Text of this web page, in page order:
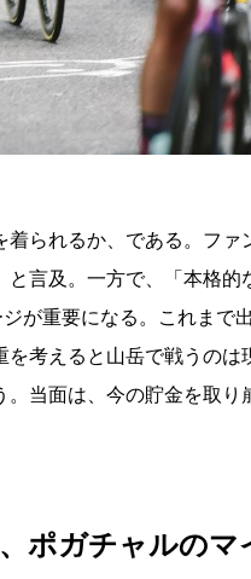
られるか、である。ファ
と言及。一方で、「本格
が重要になる。これまで
考えると山岳で戦うのは
当面は、今の貯金を取
、ポガチャルのマ